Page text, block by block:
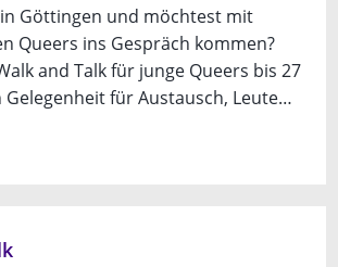
Göttingen und möchtest mit
Queers ins Gespräch kommen?
and Talk für junge Queers bis 27
für Austausch, Leute…